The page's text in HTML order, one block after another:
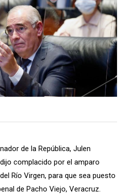
de la República, Julen
complacido por el amparo
Río Virgen, para que sea puesto
de Pacho Viejo, Veracruz.